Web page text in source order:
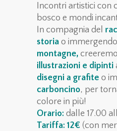
Incontri artistici con
bosco e mondi
In compagnia del
storia o
montagne,
illustrazioni e dipinti
disegni a grafite o
carboncino, per
colore in più!
Orario: dalle 17.00
Tariffa: 12€ (con